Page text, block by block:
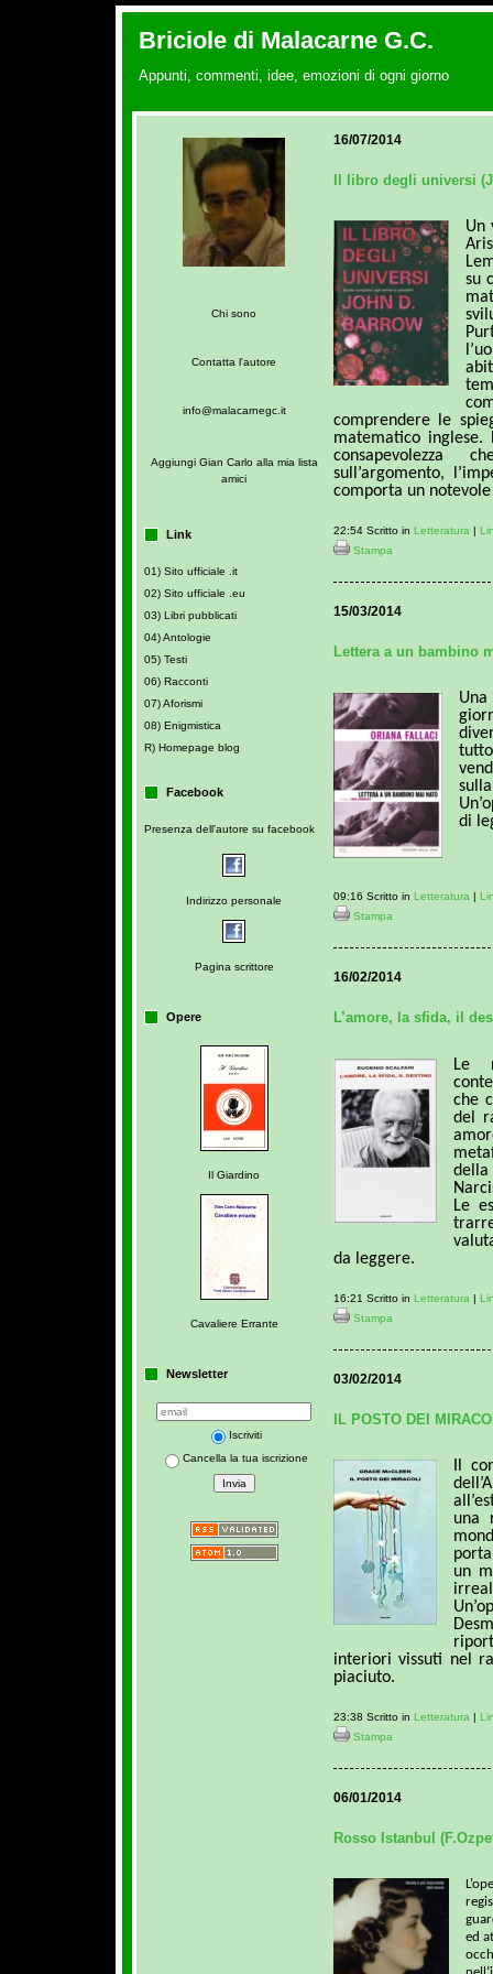
Briciole di Malacarne G.C.
Appunti, commenti, idee, emozioni di ogni giorno
Chi sono
Contatta l'autore
info@malacarnegc.it
Aggiungi Gian Carlo alla mia lista
amici
Link
01) Sito ufficiale .it
02) Sito ufficiale .eu
03) Libri pubblicati
04) Antologie
05) Testi
06) Racconti
07) Aforismi
08) Enigmistica
R) Homepage blog
Facebook
Presenza dell'autore su facebook
Indirizzo personale
Pagina scrittore
Opere
Il Giardino
Cavaliere Errante
Newsletter
Iscriviti
Cancella la tua iscrizione
16/07/2014
Il libro degli universi
Un
su
comprendere le
matematico
consapevolezza
sull’argomento,
comporta un
22:54 Scritto in Letteratura |
Stampa
15/03/2014
Lettera a un bambino
di
09:16 Scritto in Letteratura|
Stampa
16/02/2014
L’amore, la sfida, il
Le
che
del
Le
da leggere.
16:21 Scritto in Letteratura |
Stampa
03/02/2014
IL POSTO DEI
Il
una
un
interiori vissuti nel
piaciuto.
23:38 Scritto in Letteratura |
Stampa
06/01/2014
Rosso Istanbul
ed